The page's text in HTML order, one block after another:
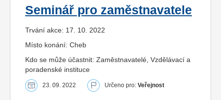
Seminář pro zaměstnavatele
Trvání akce: 17. 10. 2022
Místo konání: Cheb
Kdo se může účastnit: Zaměstnavatelé, Vzdělávací a
poradenské instituce
23. 09. 2022 Určeno pro: Veřejnost